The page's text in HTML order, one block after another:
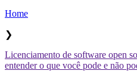
Home
❯
Licenciamento de software open
entender o que você pode e não